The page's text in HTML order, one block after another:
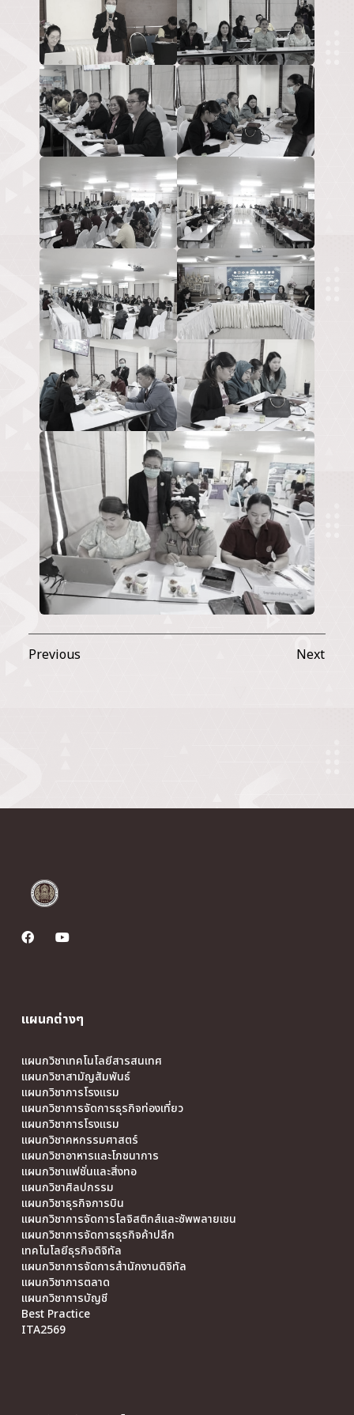
Previous Next
แผนกต่างๆ
แผนกวิชาเทคโนโลยีสารสนเทศ
แผนกวิชาสามัญสัมพันธ์
แผนกวิชาการโรงแรม
แผนกวิชาการจัดการธุรกิจท่องเที่ยว
แผนกวิชาการโรงแรม
แผนกวิชาคหกรรมศาสตร์
แผนกวิชาอาหารและโภชนาการ
แผนกวิชาแฟชั่นและสิ่งทอ
แผนกวิชาศิลปกรรม
แผนกวิชาธุรกิจการบิน
แผนกวิชาการจัดการโลจิสติกส์และซัพพลายเชน
แผนกวิชาการจัดการธุรกิจค้าปลีก
เทคโนโลยีธุรกิจดิจิทัล
แผนกวิชาการจัดการสำนักงานดิจิทัล
แผนกวิชาการตลาด
แผนกวิชาการบัญชี
Best Practice
ITA2569